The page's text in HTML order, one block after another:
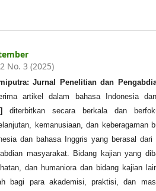
No. 3 (2025)
Jurnal Penelitian dan
artikel dalam bahasa Indonesia
]
diterbitkan secara berkala dan
kemanusiaan, dan
dan bahasa Inggris yang berasal
masyarakat. Bidang kajian yang
dan humaniora dan bidang kajian
bagi para akademisi, praktisi, dan